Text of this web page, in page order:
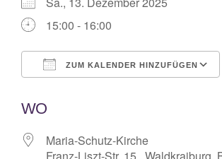
15:00 - 16:00
ZUM KALENDER HINZUFÜGEN
WO
Maria-Schutz-Kirche